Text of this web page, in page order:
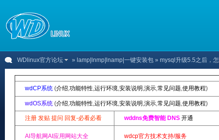
WDlinux官方论坛 » lamp|lnmp|lnamp|一键安装包 » mysql升级5.5之后，
wdCP系统 (介绍,功能特性,运行环境,安装说明 ,演示,常见问题,使用教程)
wdOS系统 (介绍,功能特性,运行环境,安装说明 ,演示,常见问题,使用教程)
注册 发贴 提问 回复-必看必看 wddns免费智能 DNS 开通
AI导航网AI应用网站大全 wdcp官方技术支持/服务